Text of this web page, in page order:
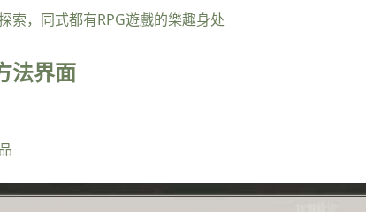
索，同式都有RPG遊戲的樂趣身处
法界面